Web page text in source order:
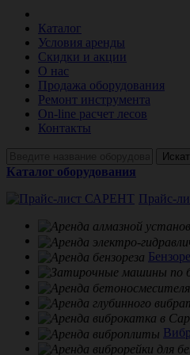
Каталог
Условия аренды
Скидки и акции
О нас
Продажа оборудования
Ремонт инструмента
On-line расчет лесов
Контакты
Каталог оборудования
Прайс-